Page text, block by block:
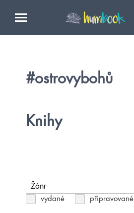
#ostrovybohů
Knihy
Žánr
vydané připravované